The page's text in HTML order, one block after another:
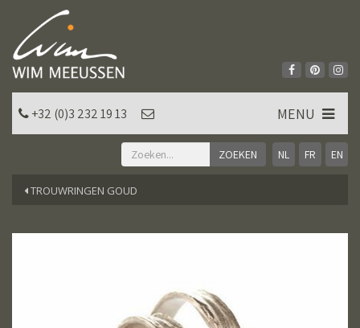
NL FR EN
+32 (0)3 232 19 13 MENU
TROUWRINGEN GOUD